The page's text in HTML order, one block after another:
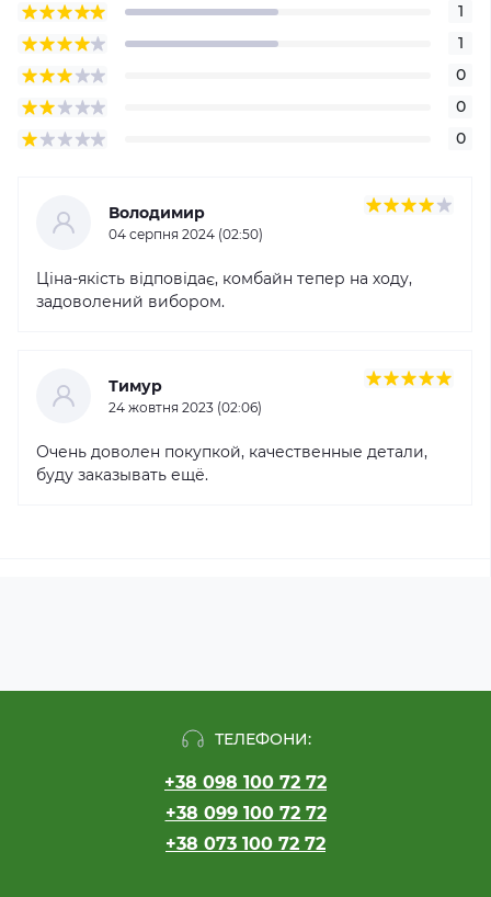
1
1
0
0
0
Володимир
04 серпня 2024 (02:50)
Ціна-якість відповідає, комбайн тепер на ходу,
задоволений вибором.
Тимур
24 жовтня 2023 (02:06)
Очень доволен покупкой, качественные детали,
буду заказывать ещё.
ТЕЛЕФОНИ:
+38 098 100 72 72
+38 099 100 72 72
+38 073 100 72 72